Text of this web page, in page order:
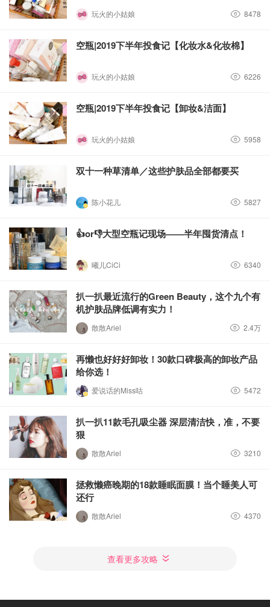
玩火的小姑娘 8478
空瓶|2019下半年投食记【化妆水&化妆棉】
玩火的小姑娘 6226
空瓶|2019下半年投食记【卸妆&洁面】
玩火的小姑娘 5958
双十一种草清单／这些护肤品全部都要买
陈小花儿 5827
👍or👎大型空瓶记现场——半年囤货清点！
曦儿CiCi 6340
扒一扒最近流行的Green Beauty，这个九个有
机护肤品牌低调有实力！
散散Ariel 2.4万
再懒也好好好卸妆！30款口碑极高的卸妆产品
给你选！
爱说话的Miss咕 5472
扒一扒11款毛孔吸尘器 深层清洁快，准，不要
狠
散散Ariel 3210
拯救懒癌晚期的18款睡眠面膜！当个睡美人可
还行
散散Ariel 4370
查看更多攻略